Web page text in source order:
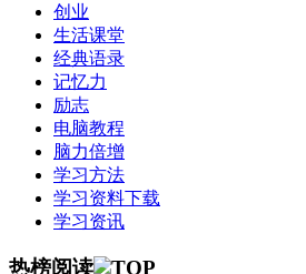
创业
生活课堂
经典语录
记忆力
励志
电脑教程
脑力倍增
学习方法
学习资料下载
学习资讯
热榜阅读